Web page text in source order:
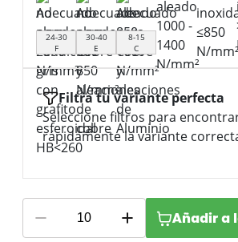
24-30
F
30-40
E
8-15
C
Filtra tu variante perfecta
Seleccione filtros para
rápidamente la variante
Añadir a